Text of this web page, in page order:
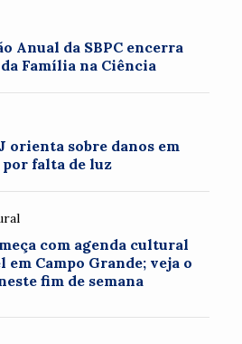
Anual da SBPC encerra
Família na Ciência
orienta sobre danos em
falta de luz
com agenda cultural
Campo Grande; veja o
fim de semana